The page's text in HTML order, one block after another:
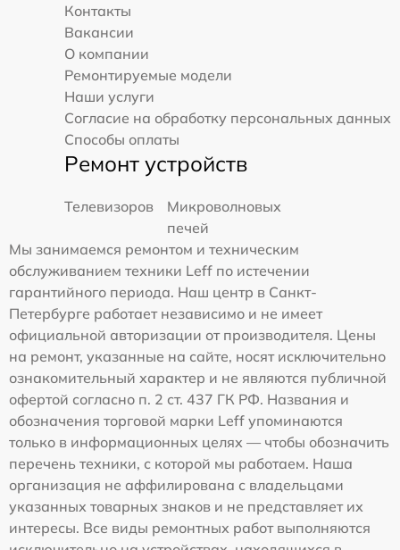
Контакты
Вакансии
О компании
Ремонтируемые модели
Наши услуги
Согласие на обработку персональных данных
Способы оплаты
Ремонт устройств
Телевизоров
Микроволновых
печей
Мы занимаемся ремонтом и техническим
обслуживанием техники Leff по истечении
гарантийного периода. Наш центр в Санкт-
Петербурге работает независимо и не имеет
официальной авторизации от производителя. Цены
на ремонт, указанные на сайте, носят исключительно
ознакомительный характер и не являются публичной
офертой согласно п. 2 ст. 437 ГК РФ. Названия и
обозначения торговой марки Leff упоминаются
только в информационных целях — чтобы обозначить
перечень техники, с которой мы работаем. Наша
организация не аффилирована с владельцами
указанных товарных знаков и не представляет их
интересы. Все виды ремонтных работ выполняются